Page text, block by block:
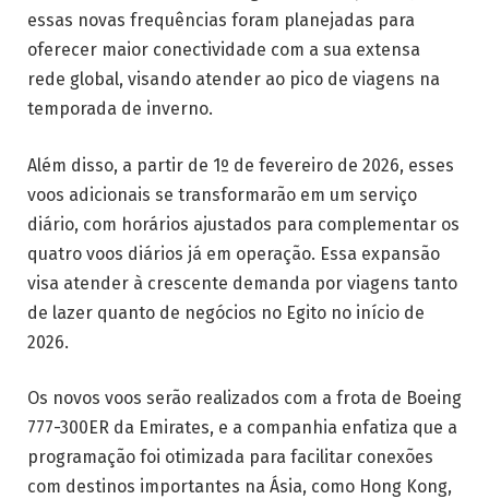
essas novas frequências foram planejadas para
oferecer maior conectividade com a sua extensa
rede global, visando atender ao pico de viagens na
temporada de inverno.
Além disso, a partir de 1º de fevereiro de 2026, esses
voos adicionais se transformarão em um serviço
diário, com horários ajustados para complementar os
quatro voos diários já em operação. Essa expansão
visa atender à crescente demanda por viagens tanto
de lazer quanto de negócios no Egito no início de
2026.
Os novos voos serão realizados com a frota de Boeing
777-300ER da Emirates, e a companhia enfatiza que a
programação foi otimizada para facilitar conexões
com destinos importantes na Ásia, como Hong Kong,